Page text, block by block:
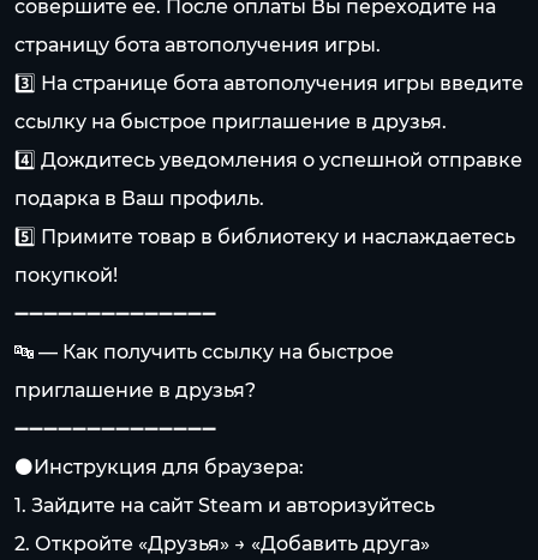
совершите ее. После оплаты Вы переходите на
страницу бота автополучения игры.
3️⃣ На странице бота автополучения игры введите
ссылку на быстрое приглашение в друзья.
4️⃣ Дождитесь уведомления о успешной отправке
подарка в Ваш профиль.
5️⃣ Примите товар в библиотеку и наслаждаетесь
покупкой!
➖➖➖➖➖➖➖➖➖➖➖➖➖➖
🔤 — Как получить ссылку на быстрое
приглашение в друзья?
➖➖➖➖➖➖➖➖➖➖➖➖➖➖
⚫️Инструкция для браузера:
1. Зайдите на сайт Steam и авторизуйтесь
2. Откройте «Друзья» → «Добавить друга»